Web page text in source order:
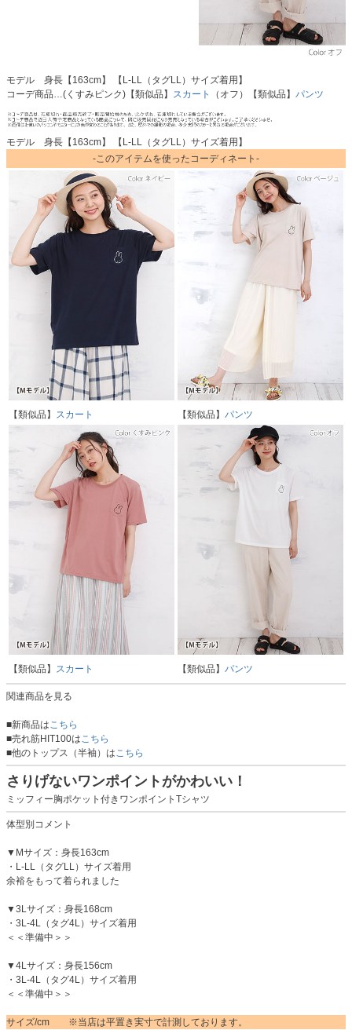
モデル 身長【163cm】 【L-LL（タグLL）サイズ着用】
コーデ商品…(くすみピンク)【類似品】
スカート （オフ）【類似品】 パンツ
モデル 身長【163cm】 【L-LL（タグLL）サイズ着用】
-このアイテムを使ったコーディネート-
【類似品】 スカート 【類似品】 パンツ
【類似品】 スカート 【類似品】 パンツ
関連商品を見る
■新商品はこちら
■売れ筋HIT100はこちら
■他のトップス（半袖）はこちら
さりげないワンポイントがかわいい！
ミッフィー胸ポケット付きワンポイントTシャツ
体型別コメント
▼Mサイズ：身長163cm
・L-LL（タグLL）サイズ着用
余裕をもって着られました
▼3Lサイズ：身長168cm
・3L-4L（タグ4L）サイズ着用
＜＜準備中＞＞
▼4Lサイズ：身長156cm
・3L-4L（タグ4L）サイズ着用
＜＜準備中＞＞
サイズ/cm ※当店は平置き実寸で計測しております。